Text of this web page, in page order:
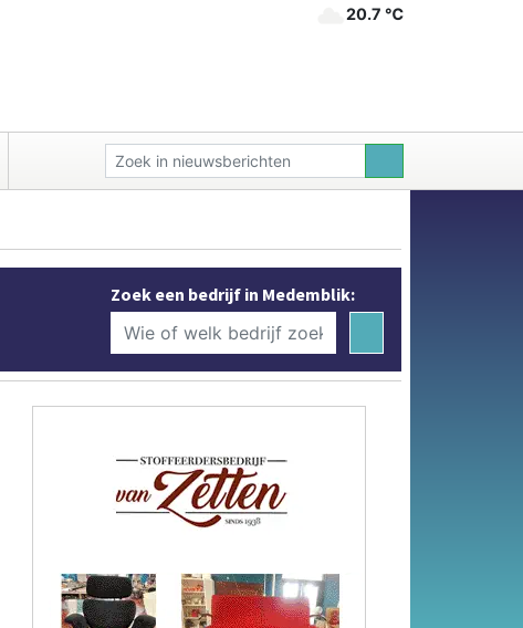
20.7 ℃
Zoek een bedrijf in Medemblik: